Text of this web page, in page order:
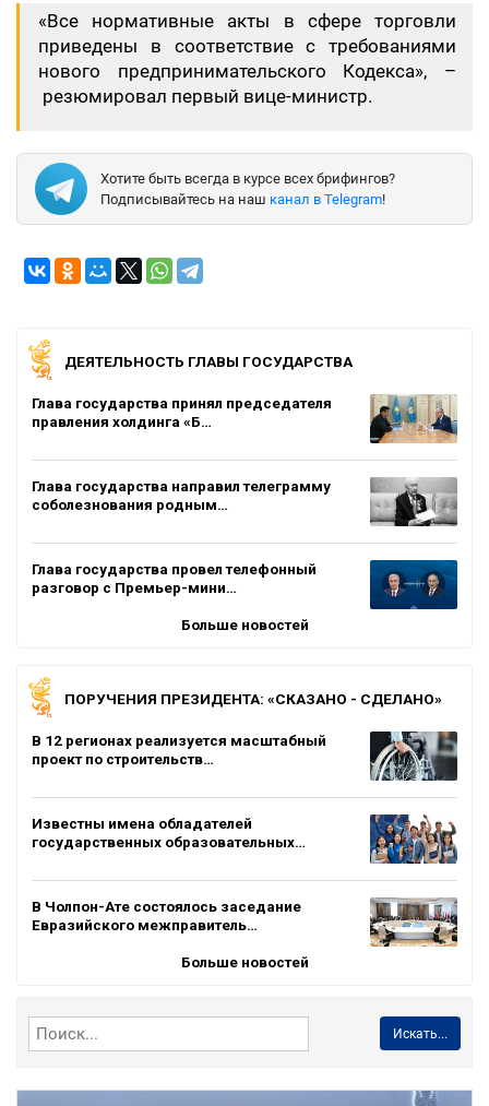
«Все нормативные акты в сфере торговли
приведены в соответствие с требованиями
нового предпринимательского Кодекса», –
резюмировал первый вице-министр.
Хотите быть всегда в курсе всех брифингов?
Подписывайтесь на наш канал в Telegram!
ДЕЯТЕЛЬНОСТЬ ГЛАВЫ ГОСУДАРСТВА
Глава государства принял председателя
правления холдинга «Б…
Глава государства направил телеграмму
соболезнования родным…
Глава государства провел телефонный
разговор с Премьер-мини…
Больше новостей
ПОРУЧЕНИЯ ПРЕЗИДЕНТА: «СКАЗАНО - СДЕЛАНО»
В 12 регионах реализуется масштабный
проект по строительств…
Известны имена обладателей
государственных образовательных…
В Чолпон-Ате состоялось заседание
Евразийского межправитель…
Больше новостей
Искать...